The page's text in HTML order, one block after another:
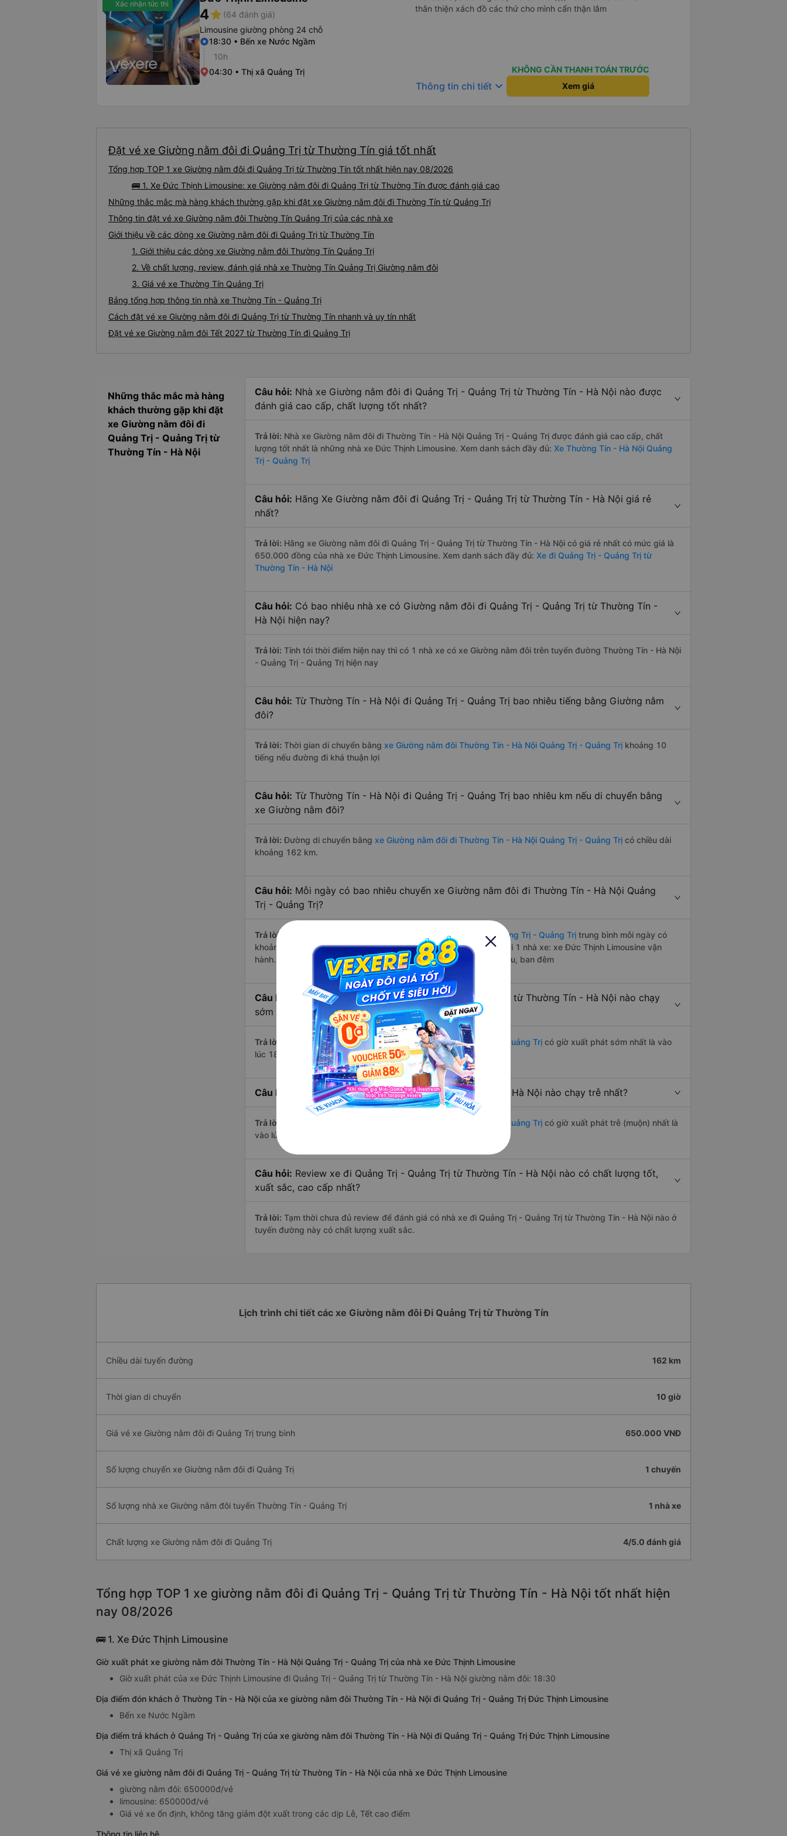
Xác nhận tức thì
4star (64 đánh giá)
Limousine giường phòng 24 chỗ
18:30 • Bến xe Nước Ngầm
10h
04:30 • Thị xã Quảng Trị
thân thiện xách đồ các thứ cho mình cẩn thận lắm
KHÔNG CẦN THANH TOÁN TRƯỚC
Thông tin chi tiết keyboard_arrow_down Xem giá
Đặt vé xe Giường nằm đôi đi Quảng Trị từ Thường Tín giá tốt nhất
Tổng hợp TOP 1 xe Giường nằm đôi đi Quảng Trị từ Thường Tín tốt nhất hiện nay 08/2026
🚌 1. Xe Đức Thịnh Limousine: xe Giường nằm đôi đi Quảng Trị từ Thường Tín được đánh giá cao
Những thắc mắc mà hàng khách thường gặp khi đặt xe Giường nằm đôi đi Thường Tín từ Quảng Trị
Thông tin đặt vé xe Giường nằm đôi Thường Tín Quảng Trị của các nhà xe
Giới thiệu về các dòng xe Giường nằm đôi đi Quảng Trị từ Thường Tín
1. Giới thiệu các dòng xe Giường nằm đôi Thường Tín Quảng Trị
2. Về chất lượng, review, đánh giá nhà xe Thường Tín Quảng Trị Giường nằm đôi
3. Giá vé xe Thường Tín Quảng Trị
Bảng tổng hợp thông tin nhà xe Thường Tín - Quảng Trị
Cách đặt vé xe Giường nằm đôi đi Quảng Trị từ Thường Tín nhanh và uy tín nhất
Đặt vé xe Giường nằm đôi Tết 2027 từ Thường Tín đi Quảng Trị
Những thắc mắc mà hàng
khách thường gặp khi đặt
xe Giường nằm đôi đi
Quảng Trị - Quảng Trị từ
Thường Tín - Hà Nội
Câu hỏi: Nhà xe Giường nằm đôi đi Quảng Trị - Quảng Trị từ Thường Tín - Hà Nội nào được
đánh giá cao cấp, chất lượng tốt nhất?
Trả lời: Nhà xe Giường nằm đôi đi Thường Tín - Hà Nội Quảng Trị - Quảng Trị được đánh giá cao cấp, chất
lượng tốt nhất là những nhà xe Đức Thịnh Limousine. Xem danh sách đầy đủ: Xe Thường Tín - Hà Nội Quảng
Trị - Quảng Trị
Câu hỏi: Hãng Xe Giường nằm đôi đi Quảng Trị - Quảng Trị từ Thường Tín - Hà Nội giá rẻ
nhất?
Trả lời: Hãng xe Giường nằm đôi đi Quảng Trị - Quảng Trị từ Thường Tín - Hà Nội có giá rẻ nhất có mức giá là
650.000 đồng của nhà xe Đức Thịnh Limousine. Xem danh sách đầy đủ: Xe đi Quảng Trị - Quảng Trị từ
Thường Tín - Hà Nội
Câu hỏi: Có bao nhiêu nhà xe có Giường nằm đôi đi Quảng Trị - Quảng Trị từ Thường Tín -
Hà Nội hiện nay?
Trả lời: Tính tới thời điểm hiện nay thì có 1 nhà xe có xe Giường nằm đôi trên tuyến đường Thường Tín - Hà Nội
- Quảng Trị - Quảng Trị hiện nay
Câu hỏi: Từ Thường Tín - Hà Nội đi Quảng Trị - Quảng Trị bao nhiêu tiếng bằng Giường nằm
đôi?
Trả lời: Thời gian di chuyển bằng xe Giường nằm đôi Thường Tín - Hà Nội Quảng Trị - Quảng Trị khoảng 10
tiếng nếu đường đi khá thuận lợi
Câu hỏi: Từ Thường Tín - Hà Nội đi Quảng Trị - Quảng Trị bao nhiêu km nếu di chuyển bằng
xe Giường nằm đôi?
Trả lời: Đường di chuyển bằng xe Giường nằm đôi đi Thường Tín - Hà Nội Quảng Trị - Quảng Trị có chiều dài
khoảng 162 km.
Câu hỏi: Mỗi ngày có bao nhiêu chuyến xe Giường nằm đôi đi Thường Tín - Hà Nội Quảng
Trị - Quảng Trị?
Trả lời: xe Giường nằm đôi Thường Tín - Hà Nội Quảng Trị - Quảng Trị trung bình mỗi ngày có
khoảng 1 chuyến trênVexere.combắt đầu từ 18:30 đến 18:30 bởi 1 nhà xe: xe Đức Thịnh Limousine vận
hành. Các giờ xe chạy có đầy đủ cả ban ngày, buổi trưa, buổi chiều, ban đêm
Câu hỏi:
Nhà xe Giường nằm đôi đi Quảng Trị - Quảng Trị từ Thường Tín - Hà Nội nào chạy
sớm nhất?
Trả lời: ChuyếnGiường nằm đôi Thường Tín - Hà Nội Quảng Trị - Quảng Trị có giờ xuất phát sớm nhất là vào
lúc 18:30 là của nhà xe Đức Thịnh Limousine.
Câu hỏi: Nhà xe đi Quảng Trị - Quảng Trị từ Thường Tín - Hà Nội nào chạy trễ nhất?
Trả lời: Giường nằm đôi Thường Tín - Hà Nội Quảng Trị - Quảng Trị có giờ xuất phát trễ (muộn) nhất là
vào lúc 18:30 là của nhà xe Đức Thịnh Limousine.
Câu hỏi: Review xe đi Quảng Trị - Quảng Trị từ Thường Tín - Hà Nội nào có chất lượng tốt,
xuất sắc, cao cấp nhất?
Trả lời: Tạm thời chưa đủ review để đánh giá có nhà xe đi Quảng Trị - Quảng Trị từ Thường Tín - Hà Nội nào ở
tuyến đường này có chất lượng xuất sắc.
Lịch trình chi tiết các xe Giường nằm đôi Đi Quảng Trị từ Thường Tín
Chiều dài tuyến đường 162 km
Thời gian di chuyển 10 giờ
Giá vé xe Giường nằm đôi đi Quảng Trị trung bình 650.000 VNĐ
Số lượng chuyến xe Giường nằm đôi đi Quảng Trị 1 chuyến
Số lượng nhà xe Giường nằm đôi tuyến Thường Tín - Quảng Trị 1 nhà xe
Chất lượng xe Giường nằm đôi đi Quảng Trị 4/5.0 đánh giá
Tổng hợp TOP 1 xe giường nằm đôi đi Quảng Trị - Quảng Trị từ Thường Tín - Hà Nội tốt nhất hiện
nay 08/2026
🚌 1. Xe Đức Thịnh Limousine
Giờ xuất phát xe giường nằm đôi Thường Tín - Hà Nội Quảng Trị - Quảng Trị của nhà xe Đức Thịnh Limousine
Giờ xuất phát của xe Đức Thịnh Limousine đi Quảng Trị - Quảng Trị từ Thường Tín - Hà Nội giường nằm đôi: 18:30
Địa điểm đón khách ở Thường Tín - Hà Nội của xe giường nằm đôi Thường Tín - Hà Nội đi Quảng Trị - Quảng Trị Đức Thịnh Limousine
Bến xe Nước Ngầm
Địa điểm trả khách ở Quảng Trị - Quảng Trị của xe giường nằm đôi Thường Tín - Hà Nội đi Quảng Trị - Quảng Trị Đức Thịnh Limousine
Thị xã Quảng Trị
Giá vé xe giường nằm đôi đi Quảng Trị - Quảng Trị từ Thường Tín - Hà Nội của nhà xe Đức Thịnh Limousine
giường nằm đôi: 650000đ/vé
limousine: 650000đ/vé
Giá vé xe ổn định, không tăng giảm đột xuất trong các dịp Lễ, Tết cao điểm